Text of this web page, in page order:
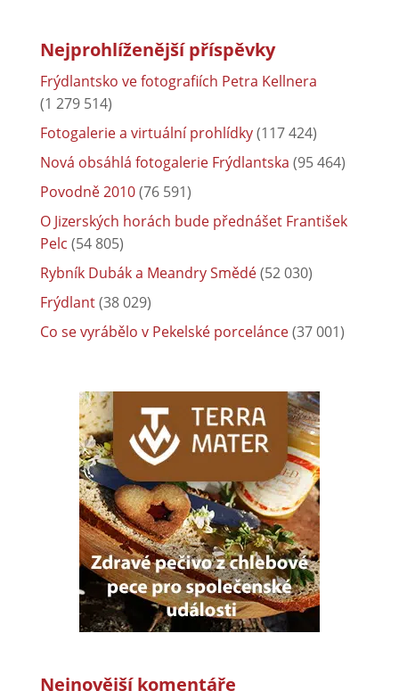
Nejprohlíženější příspěvky
Frýdlantsko ve fotografiích Petra Kellnera
(1 279 514)
Fotogalerie a virtuální prohlídky(117 424)
Nová obsáhlá fotogalerie Frýdlantska (95 464)
Povodně 2010(76 591)
O Jizerských horách bude přednášet František
Pelc (54 805)
Rybník Dubák a Meandry Smědé(52 030)
Frýdlant(38 029)
Co se vyrábělo v Pekelské porcelánce(37 001)
Nejnovější komentáře